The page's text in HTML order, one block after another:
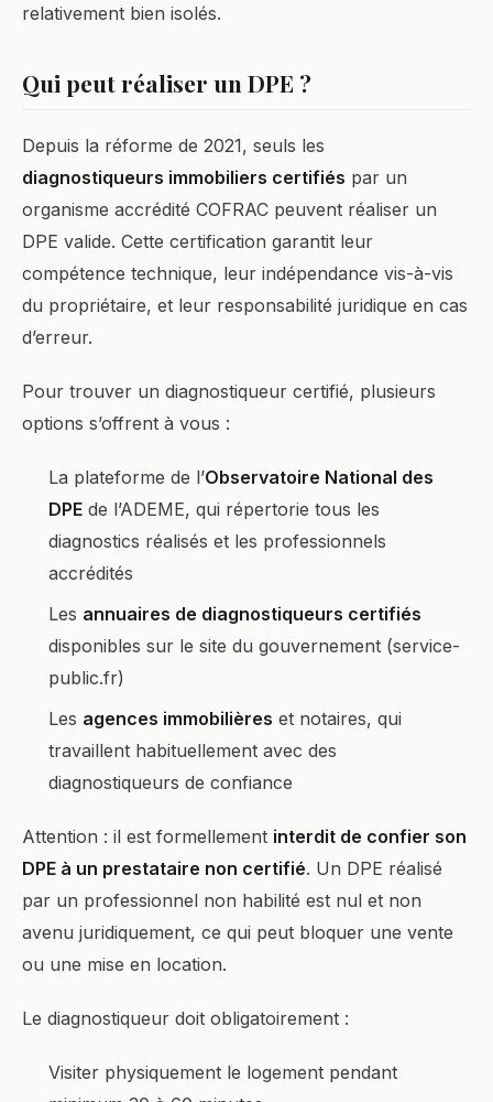
relativement bien isolés.
Qui peut réaliser un DPE ?
Depuis la réforme de 2021, seuls les
diagnostiqueurs immobiliers certifiés par un
organisme accrédité COFRAC peuvent réaliser un
DPE valide. Cette certification garantit leur
compétence technique, leur indépendance vis-à-vis
du propriétaire, et leur responsabilité juridique en cas
d’erreur.
Pour trouver un diagnostiqueur certifié, plusieurs
options s’offrent à vous :
La plateforme de l’Observatoire National des
DPE de l’ADEME, qui répertorie tous les
diagnostics réalisés et les professionnels
accrédités
Les annuaires de diagnostiqueurs certifiés
disponibles sur le site du gouvernement (service-
public.fr)
Les agences immobilières et notaires, qui
travaillent habituellement avec des
diagnostiqueurs de confiance
Attention : il est formellement interdit de confier son
DPE à un prestataire non certifié. Un DPE réalisé
par un professionnel non habilité est nul et non
avenu juridiquement, ce qui peut bloquer une vente
ou une mise en location.
Le diagnostiqueur doit obligatoirement :
Visiter physiquement le logement pendant